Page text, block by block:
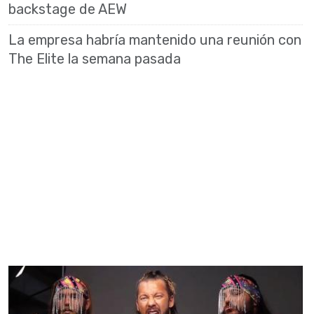
backstage de AEW
La empresa habría mantenido una reunión con
The Elite la semana pasada